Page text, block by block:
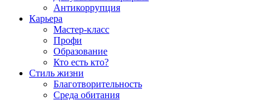
Антикоррупция
Карьера
Мастер-класс
Профи
Образование
Кто есть кто?
Стиль жизни
Благотворительность
Среда обитания